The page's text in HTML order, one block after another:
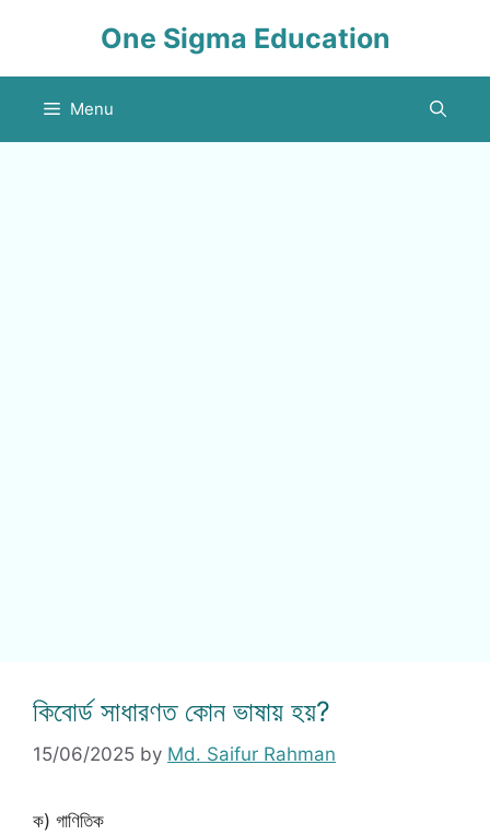
One Sigma Education
Menu
কিবোর্ড সাধারণত কোন ভাষায় হয়?
15/06/2025 by Md. Saifur Rahman
ক) গাণিতিক